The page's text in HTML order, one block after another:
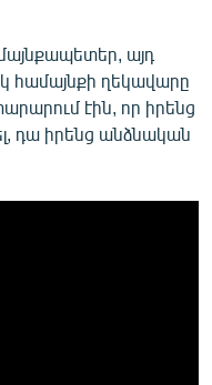
այդ
համայնքի ղեկավարը
էին, որ իրենց
դա իրենց անձնական